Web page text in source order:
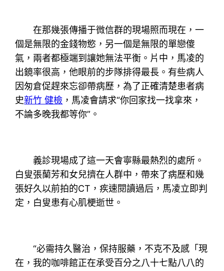
在那幾張傳播于微信群的現場照而現在，一
個是無限的金錢物慾，另一個是無限的單戀傻
氣，兩者都極端到讓她無法平衡。片中，馬凌的
出鏡率很高，他眼前的步隊排得最長。有些病人
因匆倉促趕來忘卻帶病歷，為了正確清楚患者病
史新竹 健檢 ，馬凌會請求“你回家找一找拿來，
不論多晚我都等你”。
義診現場成了這一天會寧縣最熱烈的處所。
白叟張蘭芳和女兒擠在人群中，帶來了病歷和幾
張好久以前拍的CT，疾速閱讀過后，馬凌立即判
定，白叟患有心肌梗逝世。
“必需持久醫治，保持服藥，不克不及感「現
在，我的咖啡館正在承受百分之八十七點八八的